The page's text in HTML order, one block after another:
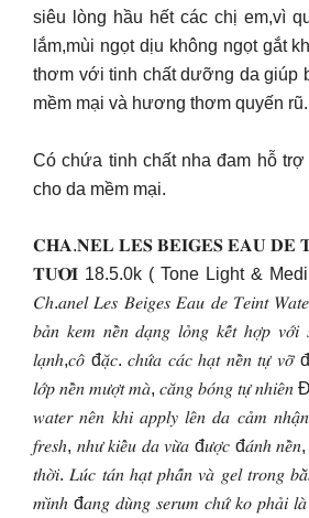
siêu lòng hầu hết các chị em,vì
lắm,mùi ngọt dịu không ngọt gắt
thơm với tinh chất dưỡng da giúp
mềm mại và hương thơm quyến rũ.
Có chứa tinh chất nha đam hỗ
cho da mềm mại.
𝐂𝐇𝐀.𝐍𝐄𝐋 𝐋𝐄𝐒 𝐁𝐄𝐈𝐆𝐄𝐒 𝐄𝐀𝐔 𝐃𝐄
𝐓𝐔̛𝐎̛𝐈 18.5.0k ( Tone Light &
𝐶ℎ.𝑎𝑛𝑒𝑙 𝐿𝑒𝑠 𝐵𝑒𝑖𝑔𝑒𝑠 𝐸𝑎𝑢 𝑑𝑒 𝑇𝑒𝑖𝑛𝑡
𝑏𝑎̉𝑛 𝑘𝑒𝑚 𝑛𝑒̂̀𝑛 𝑑𝑎̣𝑛𝑔 𝑙𝑜̉𝑛𝑔 𝑘𝑒̂́𝑡 ℎ𝑜̛̣𝑝
𝑙𝑎̣𝑛ℎ,𝑐𝑜̂ đ𝑎̣̆𝑐. 𝑐ℎ𝑢̛́𝑎 𝑐𝑎́𝑐 ℎ𝑎̣𝑡 𝑛𝑒̂̀𝑛 𝑡𝑢̛̣
𝑙𝑜̛́𝑝 𝑛𝑒̂̀𝑛 𝑚𝑢̛𝑜̛̣𝑡 𝑚𝑎̀, 𝑐𝑎̆𝑛𝑔 𝑏𝑜́𝑛𝑔 𝑡𝑢̛̣ 𝑛ℎ𝑖𝑒̂𝑛
𝑤𝑎𝑡𝑒𝑟 𝑛𝑒̂𝑛 𝑘ℎ𝑖 𝑎𝑝𝑝𝑙𝑦 𝑙𝑒̂𝑛 𝑑𝑎 𝑐𝑎̉𝑚
𝑓𝑟𝑒𝑠ℎ, 𝑛ℎ𝑢̛ 𝑘𝑖𝑒̂̉𝑢 𝑑𝑎 𝑣𝑢̛̀𝑎 đ𝑢̛𝑜̛̣𝑐 đ𝑎́𝑛ℎ
𝑡ℎ𝑜̛̀𝑖. 𝐿𝑢́𝑐 𝑡𝑎́𝑛 ℎ𝑎̣𝑡 𝑝ℎ𝑎̂́𝑛 𝑣𝑎̀ 𝑔𝑒𝑙 𝑡𝑟𝑜𝑛𝑔
𝑚𝑖̀𝑛ℎ đ𝑎𝑛𝑔 𝑑𝑢̀𝑛𝑔 𝑠𝑒𝑟𝑢𝑚 𝑐ℎ𝑢̛́ 𝑘𝑜 𝑝ℎ𝑎̉𝑖